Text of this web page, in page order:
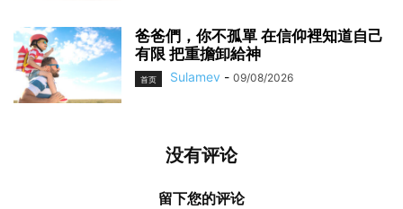
爸爸們，你不孤單 在信仰裡知道自己
有限 把重擔卸給神
首页 Sulamev - 09/08/2026
没有评论
留下您的评论